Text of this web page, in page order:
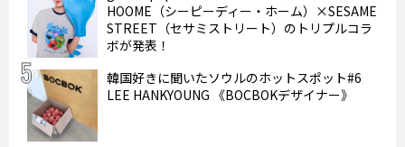
HOOME（シーピーディー・ホーム）×SESAME
STREET（セサミストリート）のトリプルコラ
ボが発表！
韓国好きに聞いたソウルのホットスポット#6
LEE HANKYOUNG 《BOCBOKデザイナー》